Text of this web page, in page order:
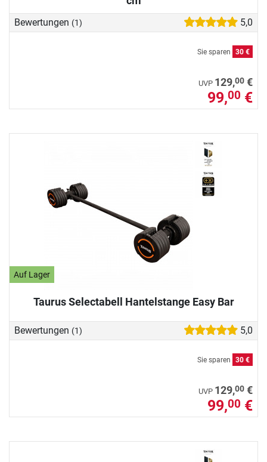
Bewertungen (1) 5,0
Sie sparen 30 €
UVP 129,00 €
99,00 €
Auf Lager
Taurus Selectabell Hantelstange Easy Bar
Bewertungen (1) 5,0
Sie sparen 30 €
UVP 129,00 €
99,00 €